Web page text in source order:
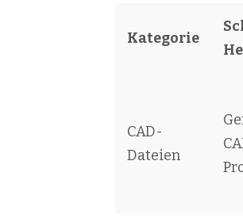
Kategorie
CAD-
Dateien